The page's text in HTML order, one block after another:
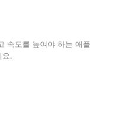
속도를 높여야 하는 애플
.